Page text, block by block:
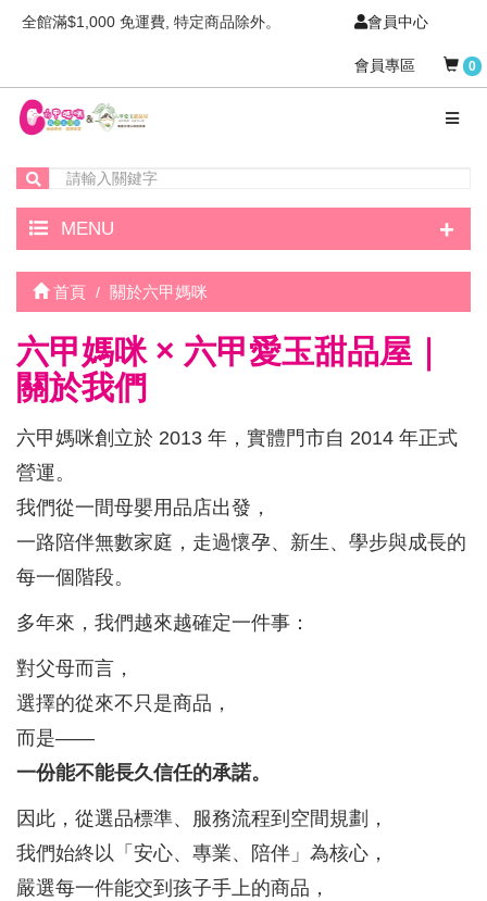
全館滿$1,000 免運費, 特定商品除外。 會員中心
會員專區 0
MENU +
首頁 關於六甲媽咪
六甲媽咪 × 六甲愛玉甜品屋｜
關於我們
六甲媽咪創立於 2013 年，實體門市自 2014 年正式
營運。
我們從一間母嬰用品店出發，
一路陪伴無數家庭，走過懷孕、新生、學步與成長的
每一個階段。
多年來，我們越來越確定一件事：
對父母而言，
選擇的從來不只是商品，
而是——
一份能不能長久信任的承諾。
因此，從選品標準、服務流程到空間規劃，
我們始終以「安心、專業、陪伴」為核心，
嚴選每一件能交到孩子手上的商品，